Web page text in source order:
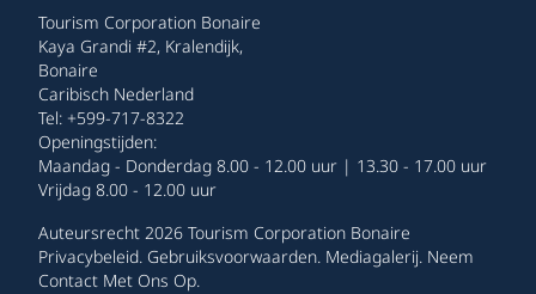
Tourism Corporation Bonaire
Kaya Grandi #2, Kralendijk,
Bonaire
Caribisch Nederland
Tel: +599-717-8322
Openingstijden:
Maandag - Donderdag 8.00 - 12.00 uur | 13.30 - 17.00 uur
Vrijdag 8.00 - 12.00 uur
Auteursrecht 2026 Tourism Corporation Bonaire
Privacybeleid. Gebruiksvoorwaarden. Mediagalerij. Neem
Contact Met Ons Op.